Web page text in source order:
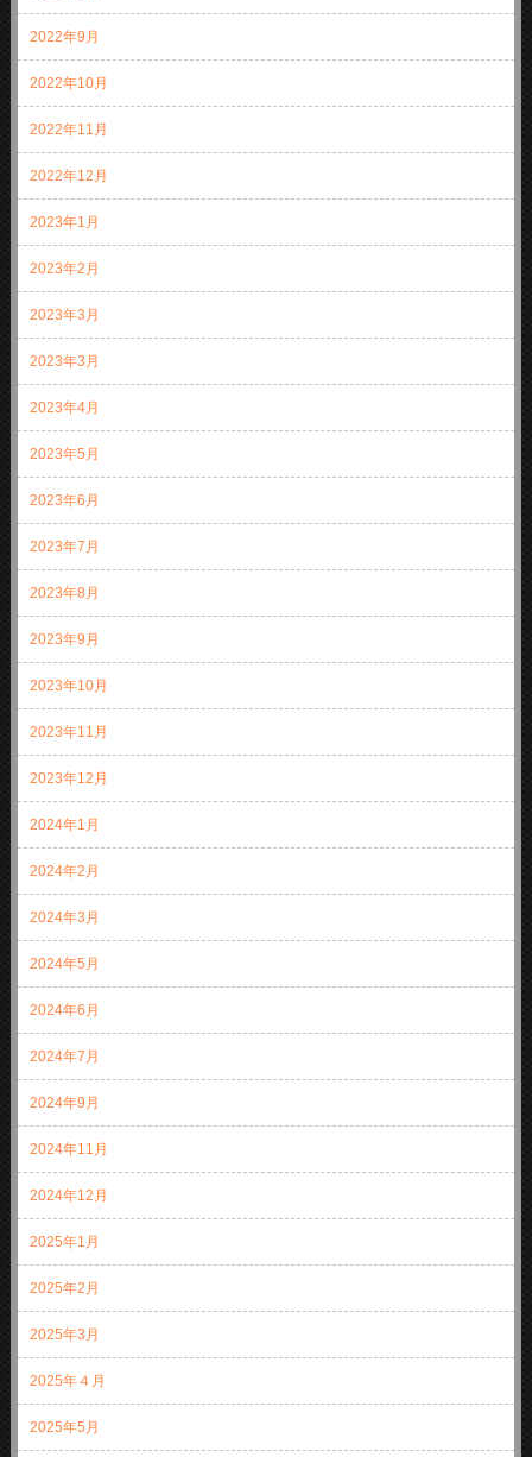
2022年9月
2022年10月
2022年11月
2022年12月
2023年1月
2023年2月
2023年3月
2023年3月
2023年4月
2023年5月
2023年6月
2023年7月
2023年8月
2023年9月
2023年10月
2023年11月
2023年12月
2024年1月
2024年2月
2024年3月
2024年5月
2024年6月
2024年7月
2024年9月
2024年11月
2024年12月
2025年1月
2025年2月
2025年3月
2025年４月
2025年5月